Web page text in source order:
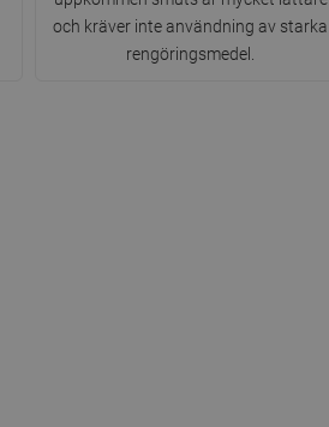
och kräver inte användning av starka
rengöringsmedel.